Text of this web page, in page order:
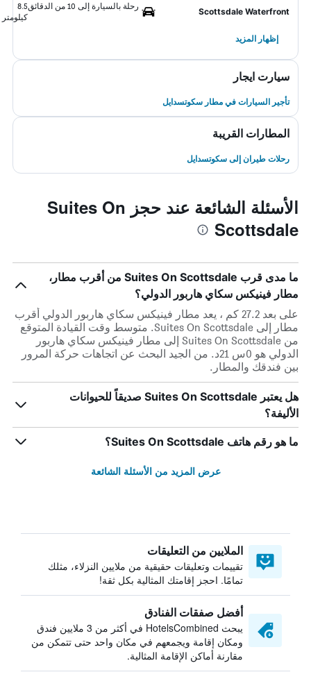
Scottsdale Waterfront
رحلة بالسيارة إلى 10 من الدقائق
8.5
كيلومتر
إظهار المزيد
سيارت ايجار
تأجير السيارات في مطار سكوتسدايل
المطارات القريبة
رحلات طيران إلى سكوتسدايل
الأسئلة الشائعة عند حجز Suites On
Scottsdale
ما مدى قرب Suites On Scottsdale من أقرب مطار،
مطار فينيكس سكاي هاربور الدولي؟
على بعد 27.2 كم ، يعد مطار فينيكس سكاي هاربور الدولي أقرب
مطار إلى Suites On Scottsdale. متوسط وقت القيادة المتوقع
من Suites On Scottsdale إلى مطار فينيكس سكاي هاربور
الدولي هو 0س 21د. من الجيد البحث عن اتجاهات حركة المرور
بين فندقك والمطار.
هل يعتبر Suites On Scottsdale صديقاً للحيوانات
الأليفة؟
ما هو رقم هاتف Suites On Scottsdale؟
عرض المزيد من الأسئلة الشائعة
الملايين من التعليقات
تقييمات وتعليقات حقيقية من ملايين النزلاء، مثلك
تمامًا. احجز إقامتك المثالية بكل ثقة!
أفضل صفقات الفنادق
يبحث HotelsCombined في أكثر من 3 ملايين فندق
ومكان إقامة ويجمعهم في مكان واحد حتى تتمكن من
مقارنة أماكن الإقامة المثالية.